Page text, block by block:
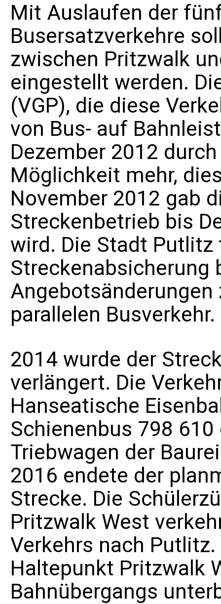
Mit Auslaufen der
Busersatzverkehre
zwischen Pritzwalk
eingestellt werden.
(VGP), die diese
von Bus- auf
Dezember 2012
Möglichkeit mehr,
November 2012 gab
Streckenbetrieb bis
wird. Die Stadt Putlitz
Streckenabsicherung
parallelen Busverkehr.
2014 wurde der
verlängert. Die
Hanseatische
Schienenbus 798
Triebwagen der
2016 endete der
Strecke. Die
Pritzwalk West
Verkehrs nach
Haltepunkt Pritzwalk
Bahnübergangs